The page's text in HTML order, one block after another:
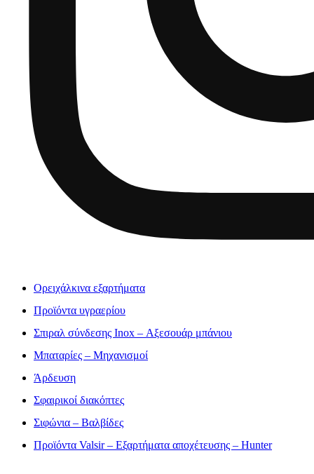
Ορειχάλκινα εξαρτήματα
Προϊόντα υγραερίου
Σπιραλ σύνδεσης Inox – Αξεσουάρ μπάνιου
Μπαταρίες – Μηχανισμοί
Άρδευση
Σφαιρικοί διακόπτες
Σιφώνια – Βαλβίδες
Προϊόντα Valsir – Εξαρτήματα αποχέτευσης – Hunter